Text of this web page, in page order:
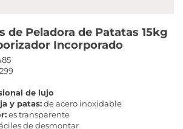
de Peladora de Patatas 15kg
Incorporado
de lujo
y patas:de acero inoxidable
es transparente
de desmontar